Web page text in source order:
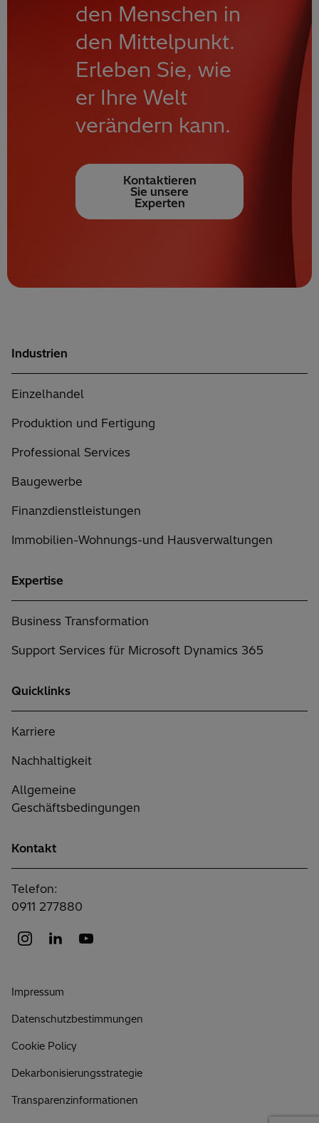
den Menschen in
den Mittelpunkt.
Erleben Sie, wie
er Ihre Welt
verändern kann.
Kontaktieren
Sie unsere
Experten
Industrien
Einzelhandel
Produktion und Fertigung
Professional Services
Baugewerbe
Finanzdienstleistungen
Immobilien-Wohnungs-und Hausverwaltungen
Expertise
Business Transformation
Support Services für Microsoft Dynamics 365
Quicklinks
Karriere
Nachhaltigkeit
Allgemeine
Geschäftsbedingungen
Kontakt
Telefon:
0911 277880
Impressum
Datenschutzbestimmungen
Cookie Policy
Dekarbonisierungsstrategie
Transparenzinformationen